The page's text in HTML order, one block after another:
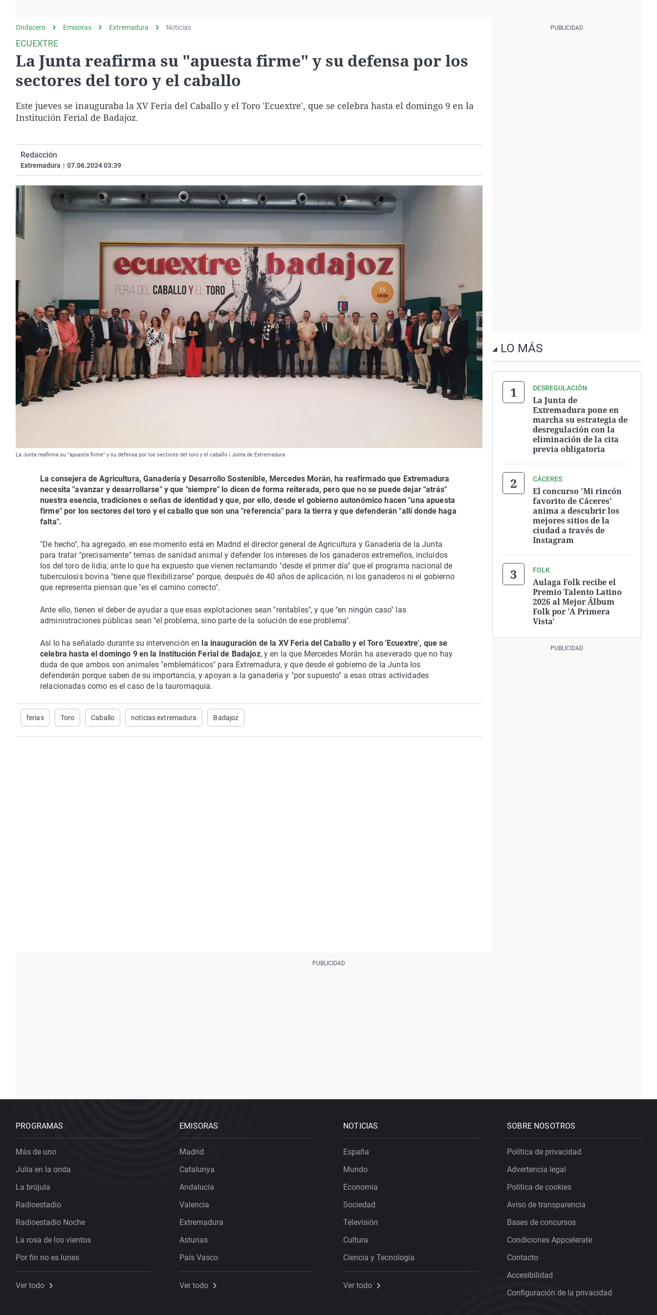
Negra
Navarra
País Vasco
Ondacero Emisoras Extremadura Noticias
ECUEXTRE
La Junta reafirma su "apuesta firme" y su defensa por los
sectores del toro y el caballo
Este jueves se inauguraba la XV Feria del Caballo y el Toro 'Ecuextre', que se celebra hasta el domingo 9 en la
Institución Ferial de Badajoz.
Redacción
Extremadura | 07.06.2024 03:39
La Junta reafirma su "apuesta firme" y su defensa por los sectores del toro y el caballo | Junta de Extremadura
La consejera de Agricultura, Ganadería y Desarrollo Sostenible, Mercedes Morán, ha reafirmado que Extremadura
necesita "avanzar y desarrollarse" y que "siempre" lo dicen de forma reiterada, pero que no se puede dejar "atrás"
nuestra esencia, tradiciones o señas de identidad y que, por ello, desde el gobierno autonómico hacen "una apuesta
firme" por los sectores del toro y el caballo que son una "referencia" para la tierra y que defenderán "allí donde haga
falta".
"De hecho", ha agregado, en ese momento está en Madrid el director general de Agricultura y Ganadería de la Junta
para tratar "precisamente" temas de sanidad animal y defender los intereses de los ganaderos extremeños, incluidos
los del toro de lidia; ante lo que ha expuesto que vienen reclamando "desde el primer día" que el programa nacional de
tuberculosis bovina "tiene que flexibilizarse" porque, después de 40 años de aplicación, ni los ganaderos ni el gobierno
que representa piensan que "es el camino correcto".
Ante ello, tienen el deber de ayudar a que esas explotaciones sean "rentables", y que "en ningún caso" las
administraciones públicas sean "el problema, sino parte de la solución de ese problema".
Así lo ha señalado durante su intervención en la inauguración de la XV Feria del Caballo y el Toro 'Ecuextre', que se
celebra hasta el domingo 9 en la Institución Ferial de Badajoz, y en la que Mercedes Morán ha aseverado que no hay
duda de que ambos son animales "emblemáticos" para Extremadura, y que desde el gobierno de la Junta los
defenderán porque saben de su importancia, y apoyan a la ganadería y "por supuesto" a esas otras actividades
relacionadas como es el caso de la tauromaquia.
ferias Toro Caballo noticias extremadura Badajoz
LO MÁS
DESREGULACIÓN
La Junta de
Extremadura pone en
marcha su estrategia de
desregulación con la
eliminación de la cita
previa obligatoria
CÁCERES
El concurso 'Mi rincón
favorito de Cáceres'
anima a descubrir los
mejores sitios de la
ciudad a través de
Instagram
FOLK
Aulaga Folk recibe el
Premio Talento Latino
2026 al Mejor Álbum
Folk por 'A Primera
Vista'
PROGRAMAS
Más de uno
Julia en la onda
La brújula
Radioestadio
Radioestadio Noche
La rosa de los vientos
Por fin no es lunes
Ver todo
EMISORAS
Madrid
Catalunya
Andalucía
Valencia
Extremadura
Asturias
País Vasco
Ver todo
NOTICIAS
España
Mundo
Economía
Sociedad
Televisión
Cultura
Ciencia y Tecnología
Ver todo
SOBRE NOSOTROS
Política de privacidad
Advertencia legal
Política de cookies
Aviso de transparencia
Bases de concursos
Condiciones Appcelerate
Contacto
Accesibilidad
Configuración de la privacidad